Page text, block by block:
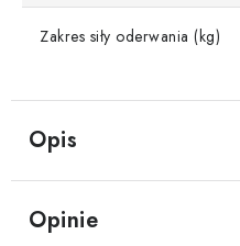
Opis
Zakres siły oderwania (kg)
Opinie